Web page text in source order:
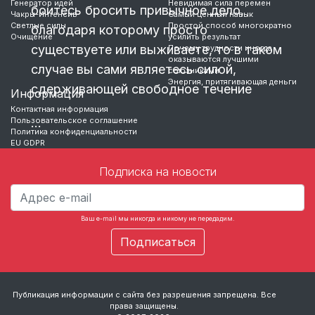
боитесь бросить привычное дело,
благодаря которому просто
существуете или выживаете, то в таком
случае вы сами являетесь силой,
сдерживающей свободное течение
…
Генератор идей
Чакры-Интенсив
Светлые силы
Очищение
Невидимая сила перемен
Самый ценный навык
Простой способ многократно
усилить результат
Почему трудности иногда
оказываются лучшими
союзниками
Энергия, притягивающая деньги
Информация
Контактная информация
Пользовательское соглашение
Политика конфиденциальности
EU GDPR
Подписка на новости
Ваш e-mail мы никогда и никому не передадим.
Публикация информации с сайта без разрешения запрещена. Все
права защищены.